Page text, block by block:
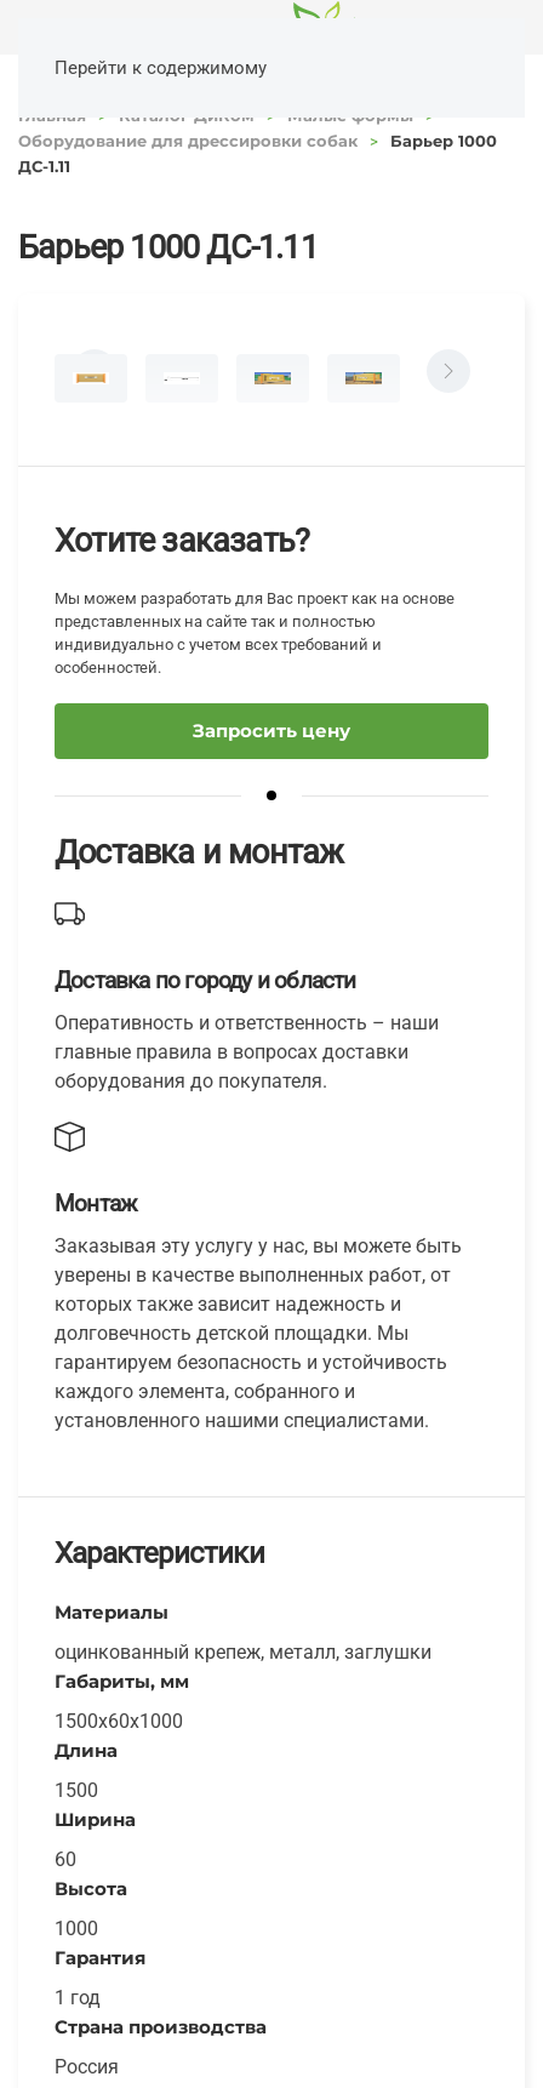
Перейти к содержимому
Главная Каталог ДиКом
Малые формы
Оборудование для дрессировки собак
Барьер 1000
ДС-1.11
Барьер 1000 ДС-1.11
Хотите заказать?
Мы можем разработать для Вас проект как на основе
представленных на сайте так и полностью
индивидуально с учетом всех требований и
особенностей.
Запросить цену
Доставка и монтаж
Доставка по городу и области
Оперативность и ответственность – наши
главные правила в вопросах доставки
оборудования до покупателя.
Монтаж
Заказывая эту услугу у нас, вы можете быть
уверены в качестве выполненных работ, от
которых также зависит надежность и
долговечность детской площадки. Мы
гарантируем безопасность и устойчивость
каждого элемента, собранного и
установленного нашими специалистами.
Характеристики
Материалы
оцинкованный крепеж, металл, заглушки
Габариты, мм
1500x60x1000
Длина
1500
Ширина
60
Высота
1000
Гарантия
1 год
Страна производства
Россия